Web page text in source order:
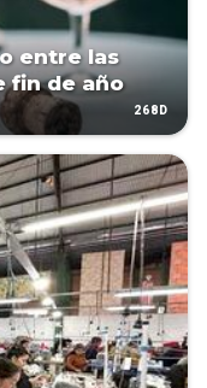
entre las
fin de año
268D